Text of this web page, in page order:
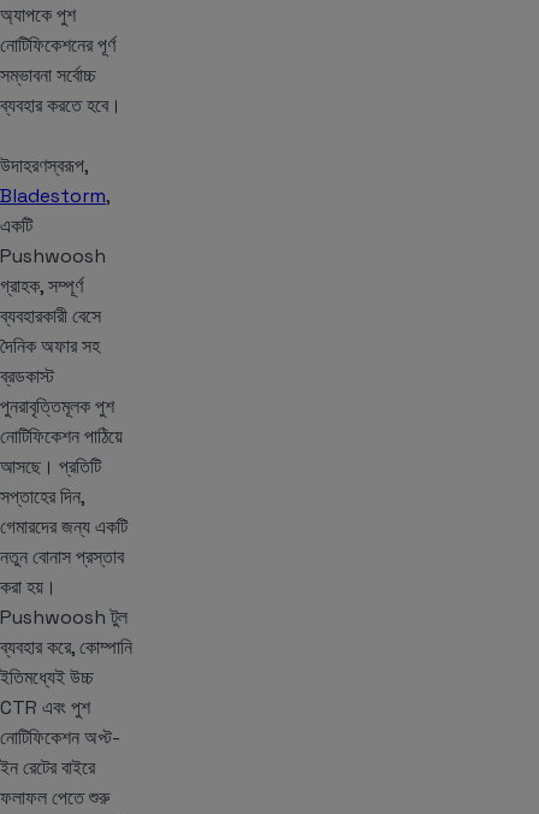
অ্যাপকে পুশ
নোটিফিকেশনের পূর্ণ
সম্ভাবনা সর্বোচ্চ
ব্যবহার করতে হবে।
উদাহরণস্বরূপ,
Bladestorm,
একটি
Pushwoosh
গ্রাহক, সম্পূর্ণ
ব্যবহারকারী বেসে
দৈনিক অফার সহ
ব্রডকাস্ট
পুনরাবৃত্তিমূলক পুশ
নোটিফিকেশন পাঠিয়ে
আসছে। প্রতিটি
সপ্তাহের দিন,
গেমারদের জন্য একটি
নতুন বোনাস প্রস্তাব
করা হয়।
Pushwoosh টুল
ব্যবহার করে, কোম্পানি
ইতিমধ্যেই উচ্চ
CTR এবং পুশ
নোটিফিকেশন অপ্ট-
ইন রেটের বাইরে
ফলাফল পেতে শুরু